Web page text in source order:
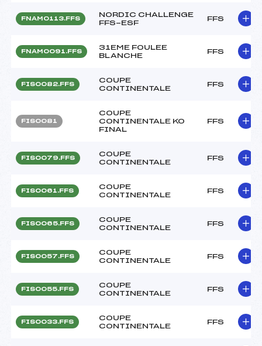
FNAM0113.FFS
NORDIC CHALLENGE
FFS-ESF
FFS
FNAM0091.FFS
31EME FOULEE
BLANCHE
FFS
FIS0082.FFS
COUPE
CONTINENTALE
FFS
FIS0081
COUPE
CONTINENTALE KO
FINAL
FFS
FIS0079.FFS
COUPE
CONTINENTALE
FFS
FIS0061.FFS
COUPE
CONTINENTALE
FFS
FIS0065.FFS
COUPE
CONTINENTALE
FFS
FIS0057.FFS
COUPE
CONTINENTALE
FFS
FIS0055.FFS
COUPE
CONTINENTALE
FFS
FIS0033.FFS
COUPE
CONTINENTALE
FFS